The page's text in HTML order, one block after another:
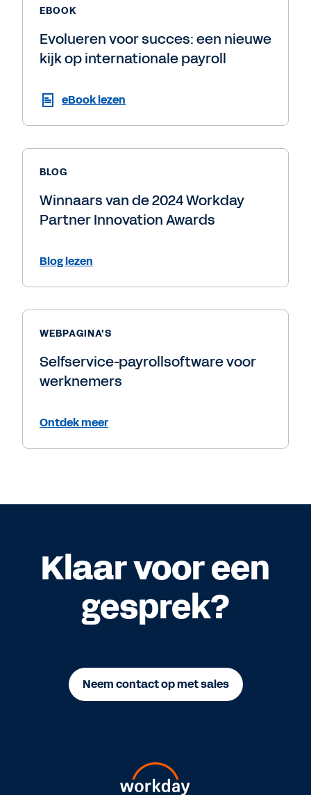
EBOOK
Evolueren voor succes: een nieuwe
kijk op internationale payroll
eBook lezen
BLOG
Winnaars van de 2024 Workday
Partner Innovation Awards
Blog lezen
WEBPAGINA'S
Selfservice-payrollsoftware voor
werknemers
Ontdek meer
Klaar voor een
gesprek?
Neem contact op met sales